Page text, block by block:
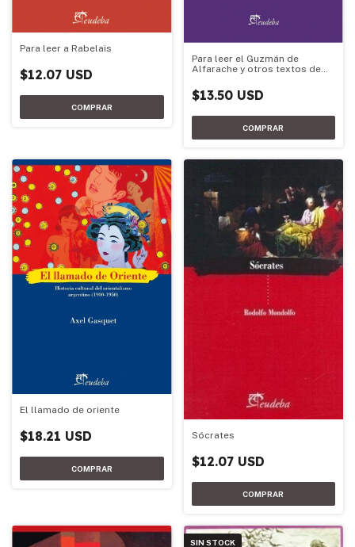
Para leer a Rabelais
$12.07 USD
Para leer el Guzmán de
Alfarache y otros textos de
$13.50 USD
El llamado de oriente
$18.21 USD Sócrates
$12.07 USD
SIN STOCK